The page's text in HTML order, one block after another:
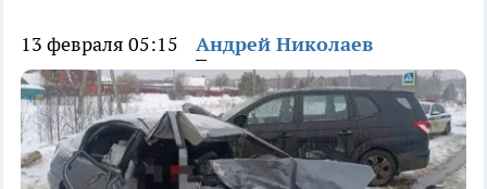
13 февраля 05:15 Андрей Николаев